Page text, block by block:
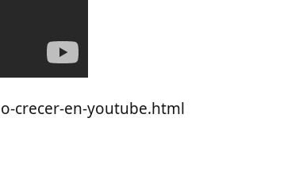
crecer-en-youtube.html